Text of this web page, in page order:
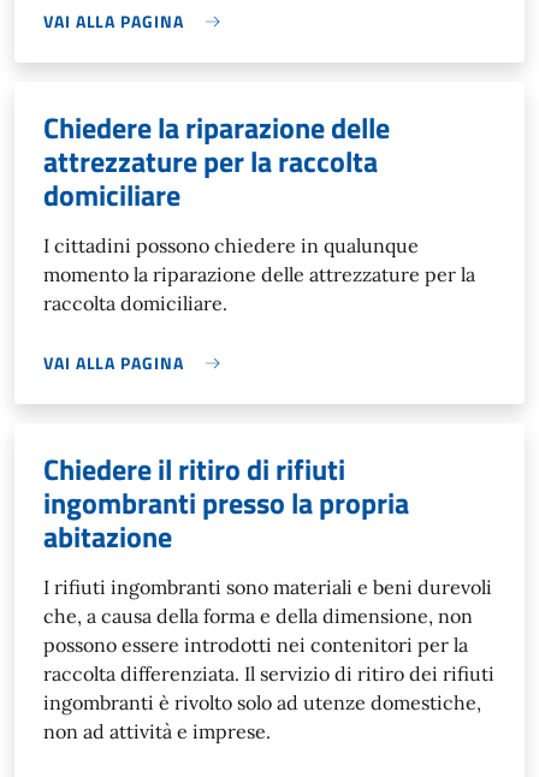
VAI ALLA PAGINA
Chiedere la riparazione delle
attrezzature per la raccolta
domiciliare
I cittadini possono chiedere in qualunque
momento la riparazione delle attrezzature per la
raccolta domiciliare.
VAI ALLA PAGINA
Chiedere il ritiro di rifiuti
ingombranti presso la propria
abitazione
I rifiuti ingombranti sono materiali e beni durevoli
che, a causa della forma e della dimensione, non
possono essere introdotti nei contenitori per la
raccolta differenziata. Il servizio di ritiro dei rifiuti
ingombranti è rivolto solo ad utenze domestiche,
non ad attività e imprese.